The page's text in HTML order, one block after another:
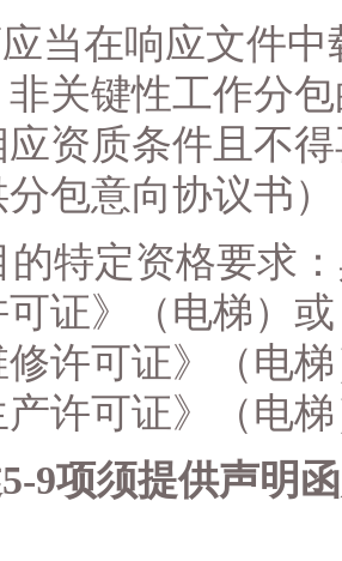
应当在响应文件中
关键性工作分
资质条件且不
包意向协议书）
的特定资格要求
证》（电梯）
许可证》（电
许可证》（电
5-9项须提供声明